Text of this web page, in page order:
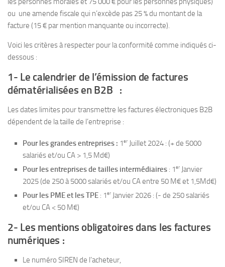
ou une amende fiscale qui n’excède pas 25 % du montant de la
facture (15 € par mention manquante ou incorrecte).
Voici les critères à respecter pour la conformité comme indiqués ci-
dessous :
1- Le calendrier de l’émission de factures
dématérialisées en B2B :
Les dates limites pour transmettre les factures électroniques B2B
dépendent de la taille de l’entreprise :
Pour les grandes entreprises : 1er Juillet 2024 : (+ de 5000
salariés et/ou CA > 1,5 Md€)
Pour les entreprises de tailles intermédiaires : 1er Janvier
2025 (de 250 à 5000 salariés et/ou CA entre 50 M€ et 1,5Md€)
Pour les PME et les TPE : 1er Janvier 2026 : (- de 250 salariés
et/ou CA < 50 M€)
2- Les mentions obligatoires dans les factures
numériques :
Le numéro SIREN de l’acheteur,